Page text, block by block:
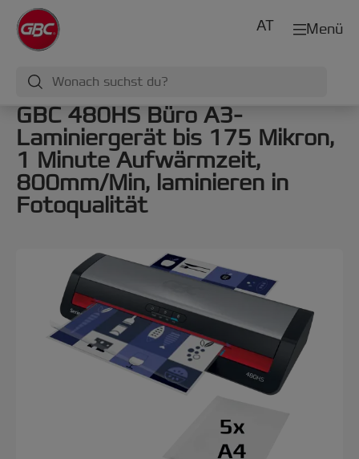
Menü
AT
GBC 480HS Büro A3-
Laminiergerät bis 175 Mikron,
1 Minute Aufwärmzeit,
800mm/Min, laminieren in
Fotoqualität